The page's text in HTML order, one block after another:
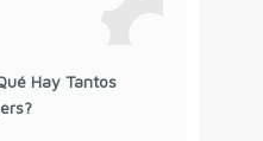
Hay Tantos